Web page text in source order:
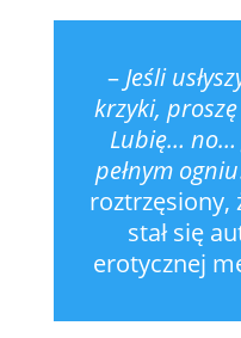
– Jeśli
krzyki,
Lubię… no…
pełnym ogniu
roztrzęsiony,
stał się
erotycznej